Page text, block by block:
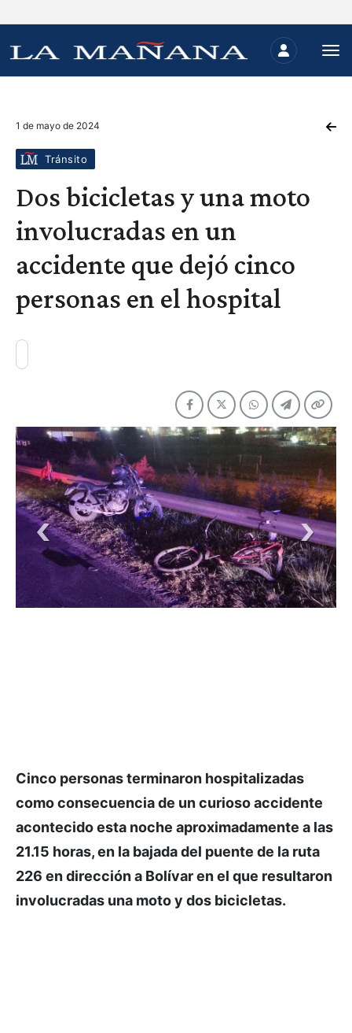
1 de mayo de 2024
Tránsito
Dos bicicletas y una moto
involucradas en un
accidente que dejó cinco
personas en el hospital
Cinco personas terminaron hospitalizadas
como consecuencia de un curioso accidente
acontecido esta noche aproximadamente a las
21.15 horas, en la bajada del puente de la ruta
226 en dirección a Bolívar en el que resultaron
involucradas una moto y dos bicicletas.